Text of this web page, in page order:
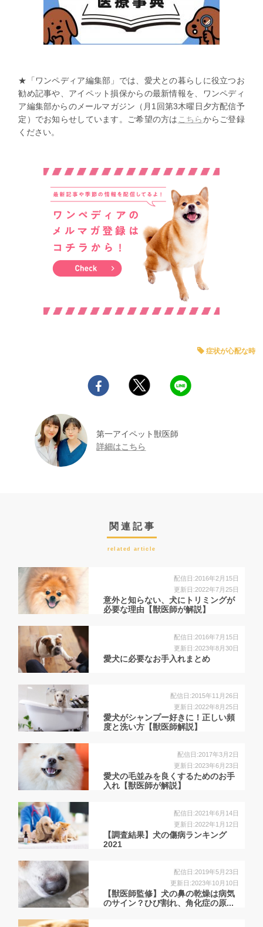
★「ワンペディア編集部」では、愛犬との暮らしに役立つお
勧め記事や、アイペット損保からの最新情報を、ワンペディ
ア編集部からのメールマガジン（月1回第3木曜日夕方配信予
定）でお知らせしています。ご希望の方は こちらからご登録
ください。
症状が心配な時
第一アイペット獣医師
詳細はこちら
関連記事
related article
配信日:2016年2月15日
更新日:2022年7月25日
意外と知らない、犬にトリミングが
必要な理由【獣医師が解説】
配信日:2016年7月15日
更新日:2023年8月30日
愛犬に必要なお手入れまとめ
配信日:2015年11月26日
更新日:2022年8月25日
愛犬がシャンプー好きに！正しい頻
度と洗い方【獣医師解説】
配信日:2017年3月2日
更新日:2023年6月23日
愛犬の毛並みを良くするためのお手
入れ【獣医師が解説】
配信日:2021年6月14日
更新日:2022年1月12日
【調査結果】犬の傷病ランキング
2021
配信日:2019年5月23日
更新日:2023年10月10日
【獣医師監修】犬の鼻の乾燥は病気
のサイン？ひび割れ、角化症の原...